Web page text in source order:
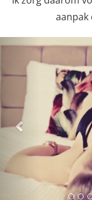
aanpak
Previous